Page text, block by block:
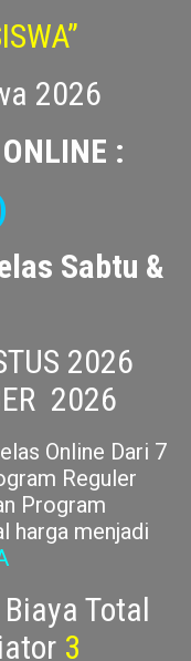
Indonesia
2026
:
Sabtu &
2026
2026
Online Dari 7
Reguler
harga menjadi